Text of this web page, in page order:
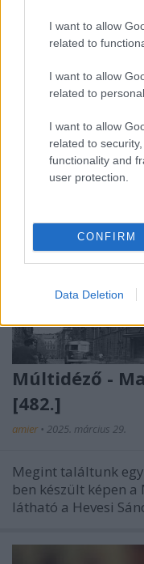
I want to allow
related to
I want to allow
related to
I want to allow
related to
functionality and
user protection.
CONFIRM
Data Deletion
Szabados Tamás:
javaslatát a
Múltidéző -
[482.]
amier • 2025. március 29.
Megint találtunk
ben készült képen
látható a Hevesi